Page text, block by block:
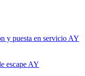
y puesta en servicio AY
escape AY